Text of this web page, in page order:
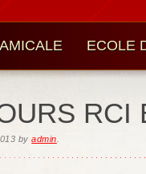
ECOLE
RCI
byadmin